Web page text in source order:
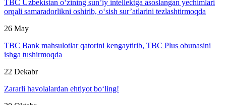
TBC Uzbekistan o‘zining sun’iy intellektga asoslangan yechimlari
orqali samaradorlikni oshirib, o‘sish sur’atlarini tezlashtirmoqda
26 May
TBC Bank mahsulotlar qatorini kengaytirib, TBC Plus obunasini
ishga tushirmoqda
22 Dekabr
Zararli havolalardan ehtiyot bo‘ling!